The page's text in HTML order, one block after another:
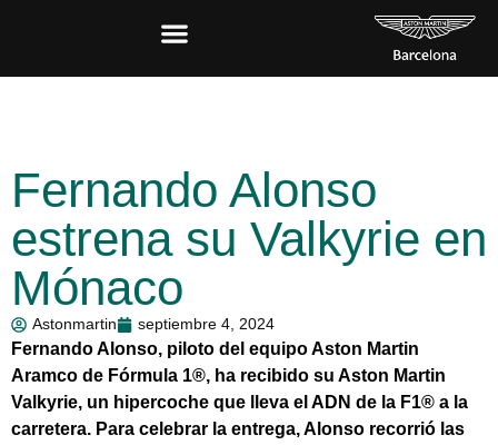
Fernando Alonso
estrena su Valkyrie en
Mónaco
Astonmartin septiembre 4, 2024
Fernando Alonso, piloto del equipo Aston Martin
Aramco de Fórmula 1®, ha recibido su Aston Martin
Valkyrie, un hipercoche que lleva el ADN de la F1® a la
carretera. Para celebrar la entrega, Alonso recorrió las